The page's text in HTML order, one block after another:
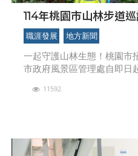
114年桃園市山林步道
職涯發展 地方新聞
一起守護山林生態！桃園市
市政府風景區管理處自即日
行列。報名請至：https://
11592